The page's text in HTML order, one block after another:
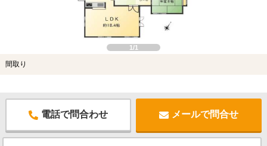
1/1
間取り
電話で問合わせ メールで問合せ